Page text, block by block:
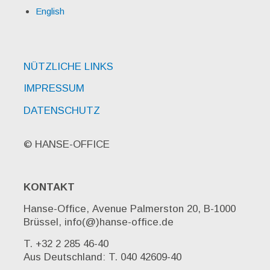
English
NÜTZLICHE LINKS
IMPRESSUM
DATENSCHUTZ
© HANSE-OFFICE
KONTAKT
Hanse-Office, Avenue Palmerston 20, B-1000
Brüssel, info(@)hanse-office.de
T. +32 2 285 46-40
Aus Deutschland: T. 040 42609-40